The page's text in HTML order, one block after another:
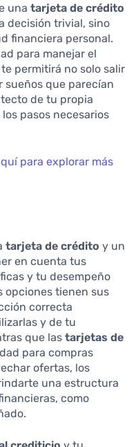
una tarjeta de crédito
decisión trivial, sino
financiera personal.
para manejar el
permitirá no solo salir
sueños que parecían
de tu propia
pasos necesarios
para explorar más
tarjeta de crédito y un
en cuenta tus
y tu desempeño
opciones tienen sus
correcta
y de tu
que las tarjetas de
para compras
ofertas, los
una estructura
como